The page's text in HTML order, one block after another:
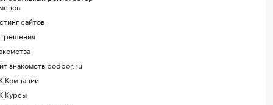
сайтов
знакомств podbor.ru
Компании
Курсы